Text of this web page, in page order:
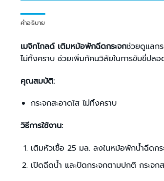
คำอธิบาย
เมจิกโกลด์ เติมหม้อพักฉีดกระจกช่วยดูแลก
ไม่ทิ้งคราบ ช่วยเพิ่มทัศนวิสัยในการขับขี่ป
คุณสมบัติ:
กระจกสะอาดใส ไม่ทิ้งคราบ
วิธีการใช้งาน:
เติมหัวเชื้อ 25 มล. ลงในหม้อพักน้ำฉีดกร
เปิดฉีดน้ำ และปัดกระจกตามปกติ กระจก